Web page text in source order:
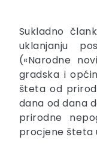
Sukladno
uklanjanju
(«Narodne
gradska i
šteta od
dana od dana
prirodne
procjene šteta